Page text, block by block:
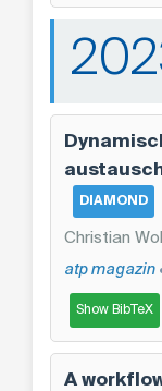
DIAMOND
Christian
atp magazin
Show BibTeX
A